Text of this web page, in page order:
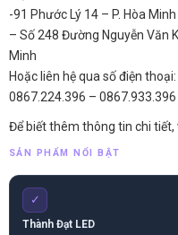
-91 Phước Lý 14 – P. Hòa
– Số 248 Đường Nguyễn Văn
Minh
Hoặc liên hệ qua số điện
0867.224.396 – 0867.933.396
Để biết thêm thông tin chi tiết,
SẢN PHẨM NỔI BẬT
✓
Thành Đạt LED